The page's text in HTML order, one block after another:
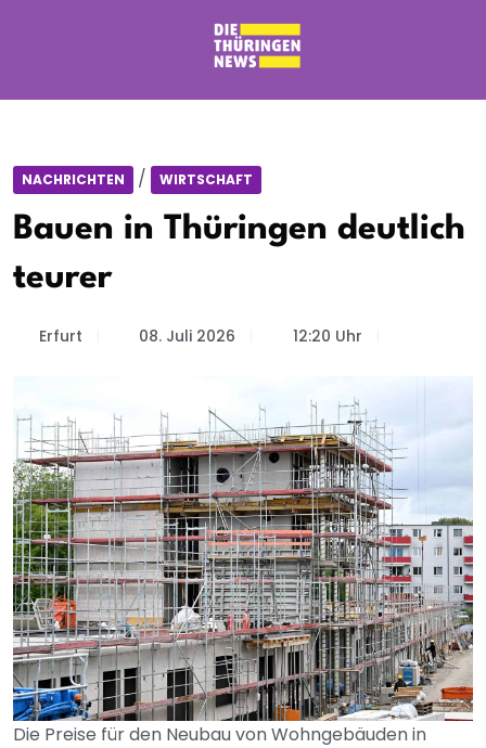
NACHRICHTEN / WIRTSCHAFT
Bauen in Thüringen deutlich
teurer
Erfurt 08. Juli 2026 12:20 Uhr
Die Preise für den Neubau von Wohngebäuden in